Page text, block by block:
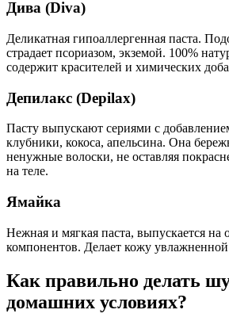
Дива (Diva)
Деликатная гипоаллергенная паста.
страдает псориазом, экземой. 100%
содержит красителей и химических
Депилакс (Depilax)
Пасту выпускают сериями с
клубники, кокоса, апельсина. Она
ненужные волоски, не оставляя
на теле.
Ямайка
Нежная и мягкая паста, выпускается на
компонентов. Делает кожу увлажненной
Как правильно делать
домашних условиях?